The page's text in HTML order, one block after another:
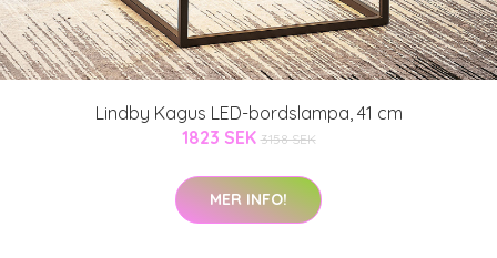
Lindby Kagus LED-bordslampa, 41 cm
1823 SEK 3158 SEK
MER INFO!